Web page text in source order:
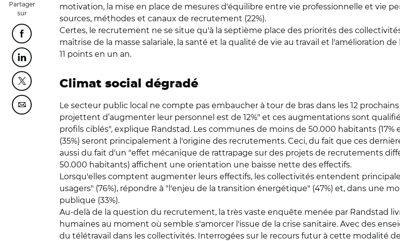
Partager
sur
Partager cette page sur Facebook
Partager cette page sur Linkedin
Partager cette page sur Twitter
Partager cette page sur Courriel
motivation, la mise en place de mesures d'équilibre entre vie professionnelle et vie
sources, méthodes et canaux de recrutement (22%).
Certes, le recrutement ne se situe qu'à la septième place des priorités des
maîtrise de la masse salariale, la santé et la qualité de vie au travail et l'amélioration
11 points en un an.
Climat social dégradé
Le secteur public local ne compte pas embaucher à tour de bras dans les 12
projettent d’augmenter leur personnel est de 12%" et ces augmentations sont
profils ciblés", explique Randstad. Les communes de moins de 50.000 habitants
(35%) seront principalement à l'origine des recrutements. Ceci, du fait que ces
aussi du fait d'un "effet mécanique de rattrapage sur des projets de recrutements
50.000 habitants) affichent une orientation une baisse nette des effectifs.
Lorsqu'elles comptent augmenter leurs effectifs, les collectivités entendent
usagers" (76%), répondre à "l'enjeu de la transition énergétique" (47%) et, dans une
publique (33%).
Au-delà de la question du recrutement, la très vaste enquête menée par Randstad
humaines au moment où semble s'amorcer l'issue de la crise sanitaire. Avec des
du télétravail dans les collectivités. Interrogées sur le recours futur à cette modalité